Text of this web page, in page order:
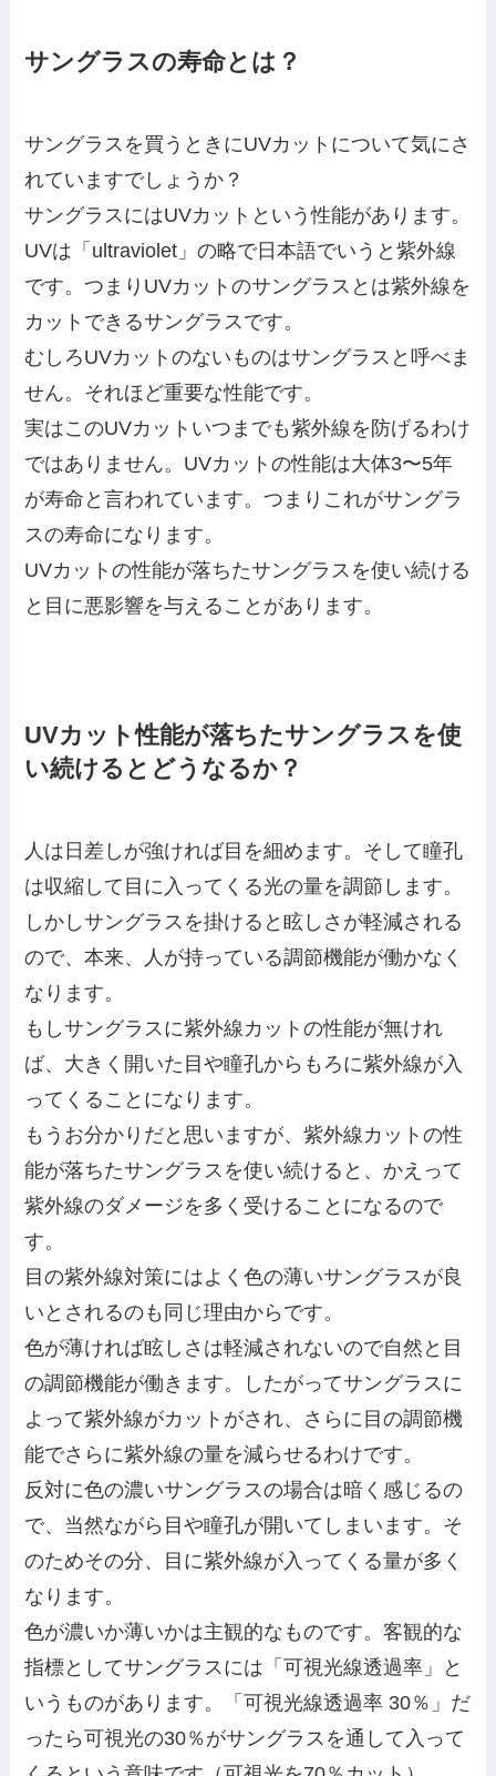
サングラスの寿命とは？
サングラスを買うときにUVカットについて気にさ
れていますでしょうか？
サングラスにはUVカットという性能があります。
UVは「ultraviolet」の略で日本語でいうと紫外線
です。つまりUVカットのサングラスとは紫外線を
カットできるサングラスです。
むしろUVカットのないものはサングラスと呼べま
せん。それほど重要な性能です。
実はこのUVカットいつまでも紫外線を防げるわけ
ではありません。UVカットの性能は大体3〜5年
が寿命と言われています。つまりこれがサングラ
スの寿命になります。
UVカットの性能が落ちたサングラスを使い続ける
と目に悪影響を与えることがあります。
UVカット性能が落ちたサングラスを使
い続けるとどうなるか？
人は日差しが強ければ目を細めます。そして瞳孔
は収縮して目に入ってくる光の量を調節します。
しかしサングラスを掛けると眩しさが軽減される
ので、本来、人が持っている調節機能が働かなく
なります。
もしサングラスに紫外線カットの性能が無けれ
ば、大きく開いた目や瞳孔からもろに紫外線が入
ってくることになります。
もうお分かりだと思いますが、紫外線カットの性
能が落ちたサングラスを使い続けると、かえって
紫外線のダメージを多く受けることになるので
す。
目の紫外線対策にはよく色の薄いサングラスが良
いとされるのも同じ理由からです。
色が薄ければ眩しさは軽減されないので自然と目
の調節機能が働きます。したがってサングラスに
よって紫外線がカットがされ、さらに目の調節機
能でさらに紫外線の量を減らせるわけです。
反対に色の濃いサングラスの場合は暗く感じるの
で、当然ながら目や瞳孔が開いてしまいます。そ
のためその分、目に紫外線が入ってくる量が多く
なります。
色が濃いか薄いかは主観的なものです。客観的な
指標としてサングラスには「可視光線透過率」と
いうものがあります。「可視光線透過率 30％」だ
ったら可視光の30％がサングラスを通して入って